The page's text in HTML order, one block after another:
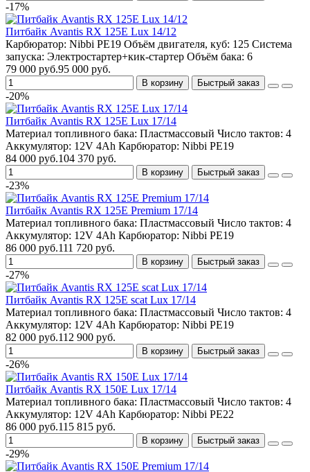
-17%
Питбайк Avantis RX 125E Lux 14/12
Карбюратор: Nibbi PE19 Объём двигателя, куб: 125 Система
запуска: Электростартер+кик-стартер Объём бака: 6
79 000 руб.95 000 руб.
В корзину Быстрый заказ
-20%
Питбайк Avantis RX 125E Lux 17/14
Материал топливного бака: Пластмассовый Число тактов: 4
Аккумулятор: 12V 4Ah Карбюратор: Nibbi PE19
84 000 руб.104 370 руб.
В корзину Быстрый заказ
-23%
Питбайк Avantis RX 125E Premium 17/14
Материал топливного бака: Пластмассовый Число тактов: 4
Аккумулятор: 12V 4Ah Карбюратор: Nibbi PE19
86 000 руб.111 720 руб.
В корзину Быстрый заказ
-27%
Питбайк Avantis RX 125E scat Lux 17/14
Материал топливного бака: Пластмассовый Число тактов: 4
Аккумулятор: 12V 4Ah Карбюратор: Nibbi PE19
82 000 руб.112 900 руб.
В корзину Быстрый заказ
-26%
Питбайк Avantis RX 150E Lux 17/14
Материал топливного бака: Пластмассовый Число тактов: 4
Аккумулятор: 12V 4Ah Карбюратор: Nibbi PE22
86 000 руб.115 815 руб.
В корзину Быстрый заказ
-29%